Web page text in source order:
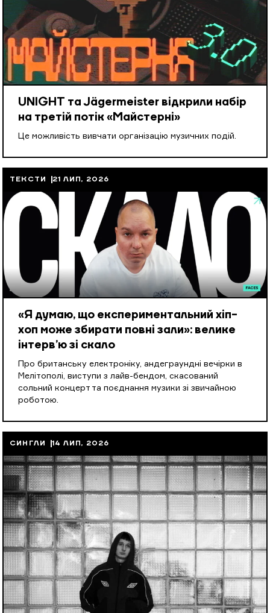
UNIGHT та Jägermeister відкрили набір
на третій потік «Майстерні»
Це можливість вивчати організацію музичних подій.
ТЕКСТИ 21 ЛИП, 2026
«Я думаю, що експериментальний хіп-
хоп може збирати повні зали»: велике
інтерв’ю зі скало
Про британську електроніку, андеграундні вечірки в
Мелітополі, виступи з лайв-бендом, скасований
сольний концерт та поєднання музики зі звичайною
роботою.
СИНГЛИ 14 ЛИП, 2026